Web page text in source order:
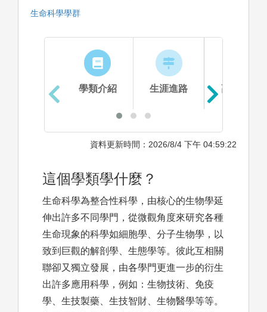
生命科學學群
學類介紹 生涯進路 高中準備
資料更新時間：2026/8/4 下午 04:59:22
這個學類學什麼？
生命科學為整合性科學，由核心的生物學延
伸出許多不同學門，從微觀角度來研究各種
生命現象的科學如細胞學、分子生物學，以
致到巨觀的解剖學、生態學等。彼此互相關
聯卻又獨立發展，由各學門更進一步的衍生
出許多應用科學，例如：生物技術、免疫
學、生技製藥、生技智財、生物醫學等等。